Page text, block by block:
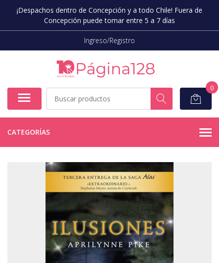
¡Despachos dentro de Concepción y a todo Chile! Fuera de
Concepción puede tomar entre 5 a 7 días
Ingreso/Registro
0
CATEGORÍAS